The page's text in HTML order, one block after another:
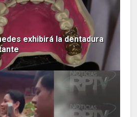
exhibirá la dentadura